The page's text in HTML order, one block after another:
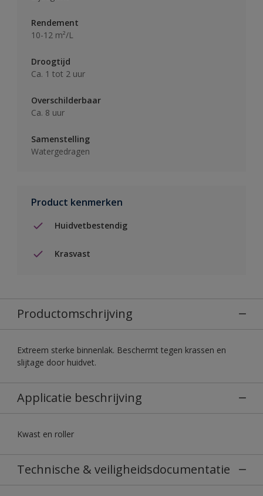
Rendement
10-12 m²/L
Droogtijd
Ca. 1 tot 2 uur
Overschilderbaar
Ca. 8 uur
Samenstelling
Watergedragen
Product kenmerken
Huidvetbestendig
Krasvast
Productomschrijving
Extreem sterke binnenlak. Beschermt tegen krassen en
slijtage door huidvet.
Applicatie beschrijving
Kwast en roller
Technische & veiligheidsdocumentatie